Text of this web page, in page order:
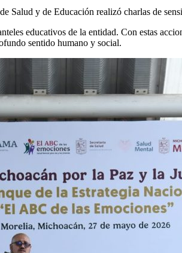
Salud y de Educación realizó charlas de
educativos de la entidad. Con estas
sentido humano y social.